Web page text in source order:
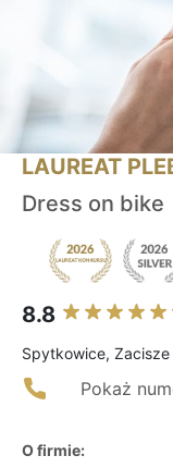
LAUREAT
Dress on bike
8.8
Spytkowice,
Pokaż
O firmie: